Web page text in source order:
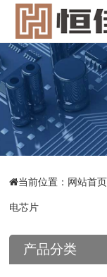
当前位置： 网站首页
电芯片
产品分类